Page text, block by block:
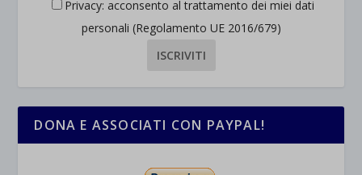
Privacy: acconsento al trattamento dei miei dati
personali (Regolamento UE 2016/679)
DONA E ASSOCIATI CON PAYPAL!